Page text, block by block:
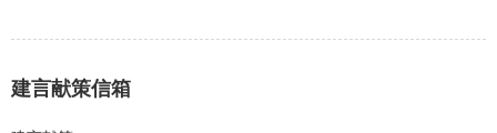
血、注射、用药等引起的不良后果的实物。（二）封存应当在医患双
管。（三）封存后医疗纠纷已解决的，或者患方在封存届满3年未再提
出解决医疗纠纷要求的，医疗机构可以自行启封。北京积水潭医院医
建言献策信箱